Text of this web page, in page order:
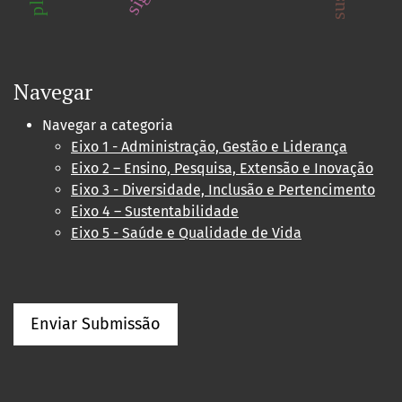
Navegar
Navegar a categoria
Eixo 1 - Administração, Gestão e Liderança
Eixo 2 – Ensino, Pesquisa, Extensão e Inovação
Eixo 3 - Diversidade, Inclusão e Pertencimento
Eixo 4 – Sustentabilidade
Eixo 5 - Saúde e Qualidade de Vida
Enviar Submissão